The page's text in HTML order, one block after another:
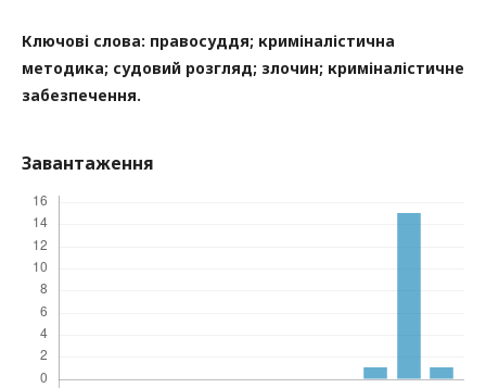
Ключові слова: правосуддя; криміналістична
методика; судовий розгляд; злочин; криміналістичне
забезпечення.
Завантаження